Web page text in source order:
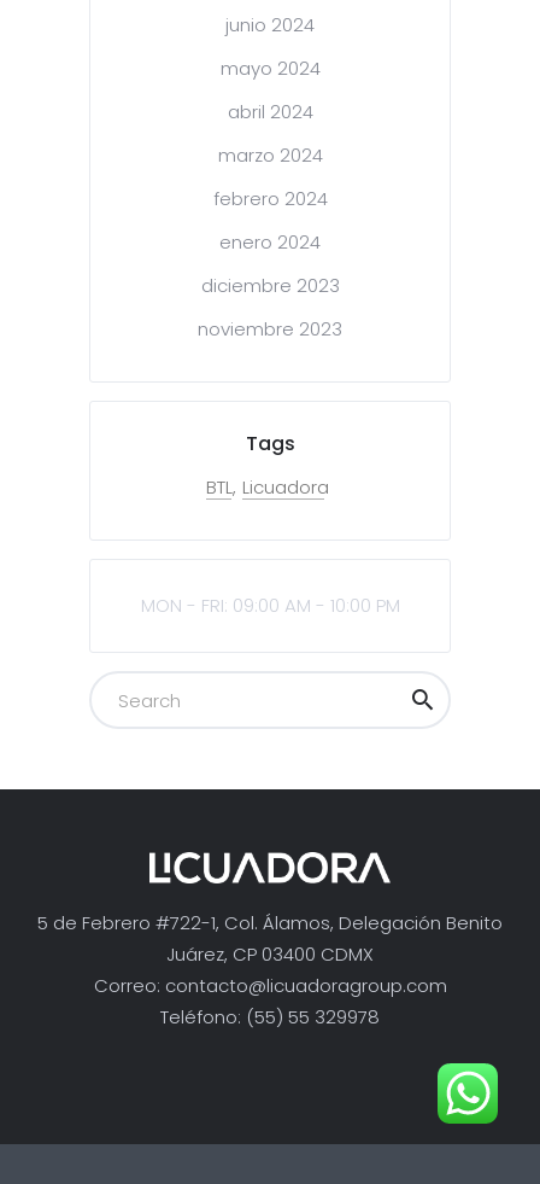
junio 2024
mayo 2024
abril 2024
marzo 2024
febrero 2024
enero 2024
diciembre 2023
noviembre 2023
Tags
BTL Licuadora
MON - FRI: 09:00 AM - 10:00 PM
5 de Febrero #722-1, Col. Álamos, Delegación Benito
Juárez, CP 03400 CDMX
Correo: contacto@licuadoragroup.com
Teléfono: (55) 55 329978